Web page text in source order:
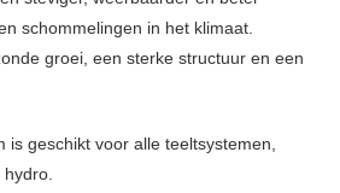
schommelingen in het klimaat.
groei, een sterke structuur en een
is geschikt voor alle teeltsystemen,
hydro.